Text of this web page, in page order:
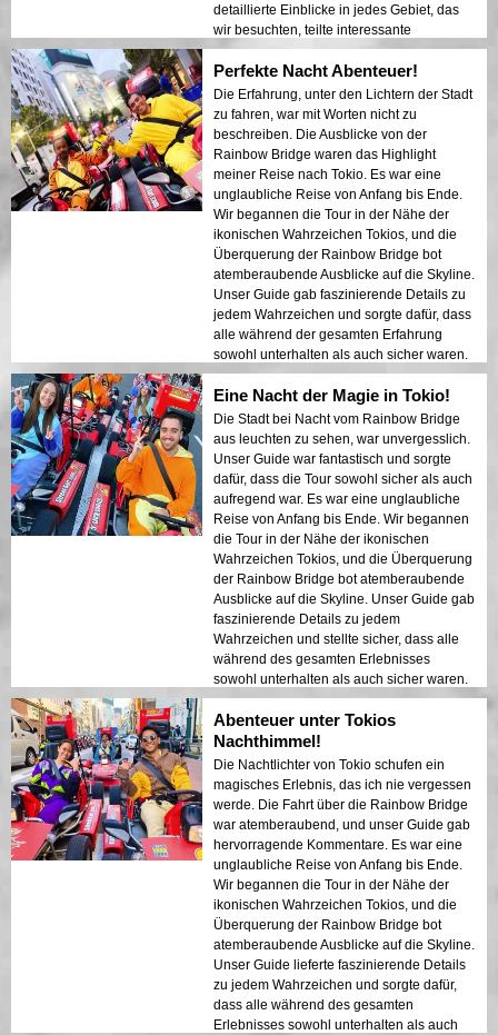
detaillierte Einblicke in jedes Gebiet, das
wir besuchten, teilte interessante
Geschichten und sorgte dafür, dass sich
jeder sicher und wohl fühlte. Die
Atmosphäre in der Nacht war ruhig und
doch aufregend, und ich war fasziniert von
dem Kontrast zwischen modernen
Wolkenkratzern und historischer
Architektur. Diese Tour ist eine perfekte
Kombination aus Abenteuer und Bildung
und bietet Reisenden einen einzigartigen
Blick auf die Schönheit Tokios nach
Einbruch der Dunkelheit.
Perfekte Nacht Abenteuer!
Die Erfahrung, unter den Lichtern der Stadt
zu fahren, war mit Worten nicht zu
beschreiben. Die Ausblicke von der
Rainbow Bridge waren das Highlight
meiner Reise nach Tokio. Es war eine
unglaubliche Reise von Anfang bis Ende.
Wir begannen die Tour in der Nähe der
ikonischen Wahrzeichen Tokios, und die
Überquerung der Rainbow Bridge bot
atemberaubende Ausblicke auf die Skyline.
Unser Guide gab faszinierende Details zu
jedem Wahrzeichen und sorgte dafür, dass
alle während der gesamten Erfahrung
sowohl unterhalten als auch sicher waren.
Die Lichter der Stadt, die sich auf der Bucht
spiegelten, schufen eine traumhafte
Atmosphäre, die einen bleibenden
Eindruck hinterließ. Diese Tour ist ideal für
Erstbesucher, die eine Mischung aus
Abenteuer und Sightseeing suchen. Der
Kontrast zwischen Tokios modernen
Strukturen und historischen Bereichen
wurde in den Nachtlichtern wunderschön
präsentiert. Ich kann diese Tour jedem nur
wärmstens empfehlen!
Eine Nacht der Magie in Tokio!
Die Stadt bei Nacht vom Rainbow Bridge
aus leuchten zu sehen, war unvergesslich.
Unser Guide war fantastisch und sorgte
dafür, dass die Tour sowohl sicher als auch
aufregend war. Es war eine unglaubliche
Reise von Anfang bis Ende. Wir begannen
die Tour in der Nähe der ikonischen
Wahrzeichen Tokios, und die Überquerung
der Rainbow Bridge bot atemberaubende
Ausblicke auf die Skyline. Unser Guide gab
faszinierende Details zu jedem
Wahrzeichen und stellte sicher, dass alle
während des gesamten Erlebnisses
sowohl unterhalten als auch sicher waren.
Die Lichter der Stadt, die sich auf der Bucht
spiegelten, schufen eine traumhafte
Atmosphäre, die einen bleibenden
Eindruck hinterließ. Diese Tour ist ideal für
Erstbesucher, die eine Mischung aus
Abenteuer und Sightseeing suchen. Der
Kontrast zwischen Tokios modernen
Strukturen und historischen Bereichen
wurde in den Nachtlichtern wunderschön
präsentiert. Ich kann diese Tour jedem nur
wärmstens empfehlen!
Abenteuer unter Tokios
Nachthimmel!
Die Nachtlichter von Tokio schufen ein
magisches Erlebnis, das ich nie vergessen
werde. Die Fahrt über die Rainbow Bridge
war atemberaubend, und unser Guide gab
hervorragende Kommentare. Es war eine
unglaubliche Reise von Anfang bis Ende.
Wir begannen die Tour in der Nähe der
ikonischen Wahrzeichen Tokios, und die
Überquerung der Rainbow Bridge bot
atemberaubende Ausblicke auf die Skyline.
Unser Guide lieferte faszinierende Details
zu jedem Wahrzeichen und sorgte dafür,
dass alle während des gesamten
Erlebnisses sowohl unterhalten als auch